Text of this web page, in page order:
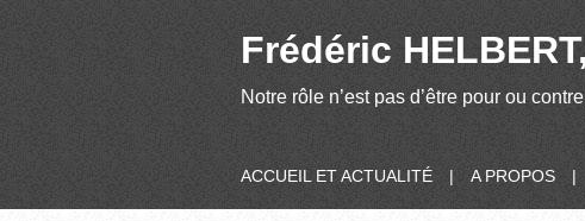
Frédéric
Notre rôle n’est pas d’être pour ou
ACCUEIL ET ACTUALITÉ | A PROPOS |